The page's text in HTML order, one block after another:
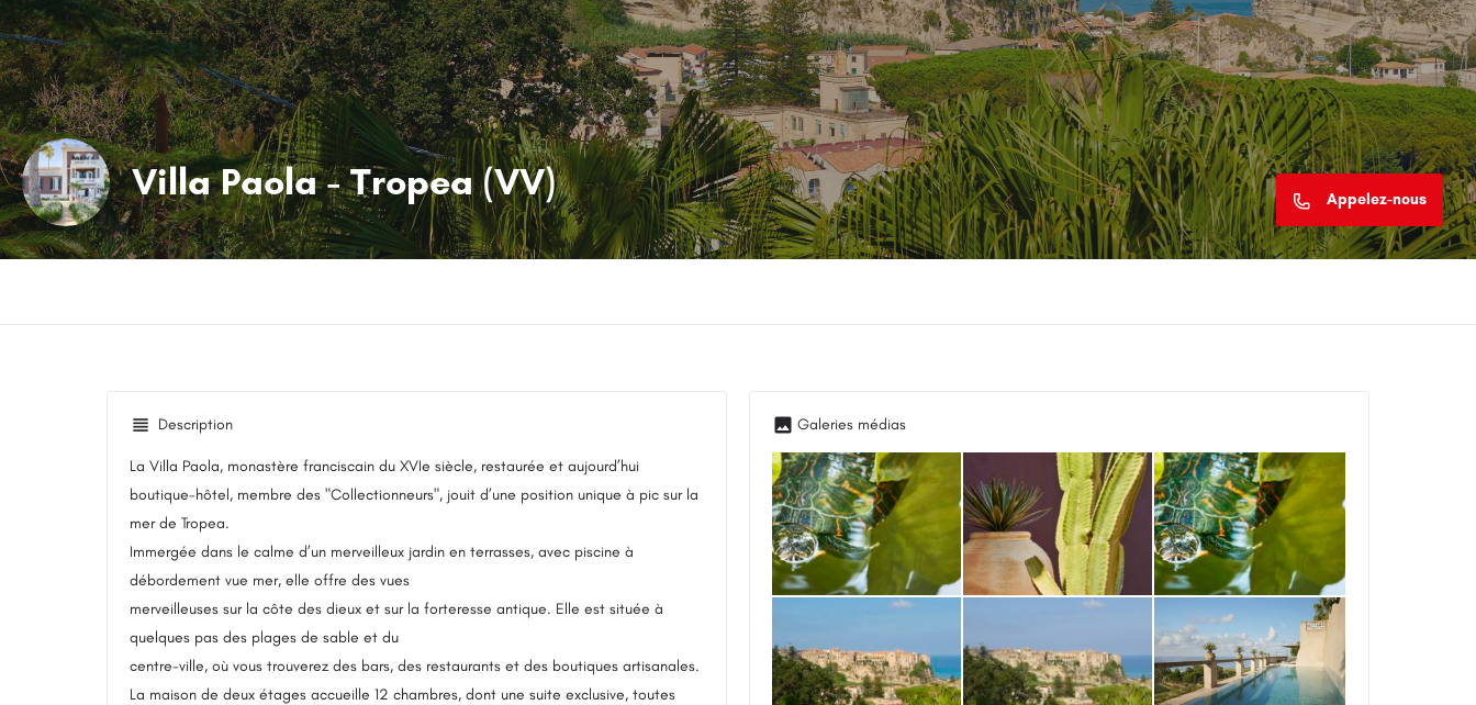
Villa Paola - Tropea (VV)
Description
La Villa Paola, monastère franciscain du XVIe siècle, restaurée et aujourd’hui
boutique-hôtel, membre des "Collectionneurs", jouit d’une position unique à pic sur la
mer de Tropea.
Immergée dans le calme d’un merveilleux jardin en terrasses, avec piscine à
débordement vue mer, elle offre des vues
merveilleuses sur la côte des dieux et sur la forteresse antique. Elle est située à
quelques pas des plages de sable et du
centre-ville, où vous trouverez des bars, des restaurants et des boutiques artisanales.
La maison de deux étages accueille 12 chambres, dont une suite exclusive, toutes